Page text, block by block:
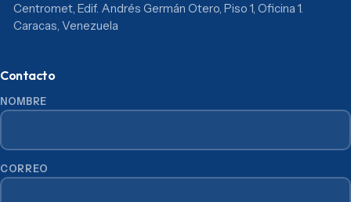
Centromet, Edif. Andrés Germán Otero, Piso 1, Oficina 1.
Caracas, Venezuela
Contacto
NOMBRE
CORREO